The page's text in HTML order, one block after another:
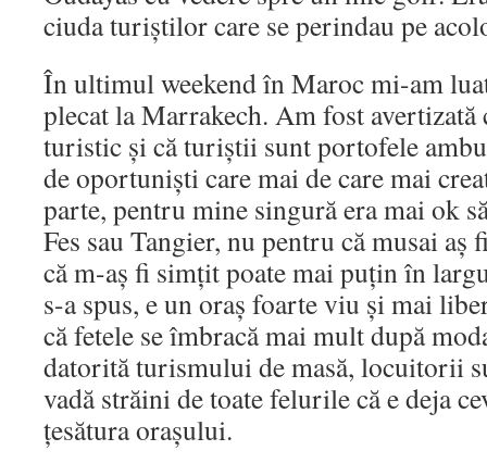
ciuda turiștilor care se perindau pe
În ultimul weekend în Maroc mi-am
plecat la Marrakech. Am fost avertizată
turistic și că turiștii sunt portofele
de oportuniști care mai de care mai
parte, pentru mine singură era mai ok
Fes sau Tangier, nu pentru că musai aș
că m-aș fi simțit poate mai puțin în
s-a spus, e un oraș foarte viu și mai
că fetele se îmbracă mai mult după
datorită turismului de masă, locuitorii
vadă străini de toate felurile că e deja
țesătura orașului.